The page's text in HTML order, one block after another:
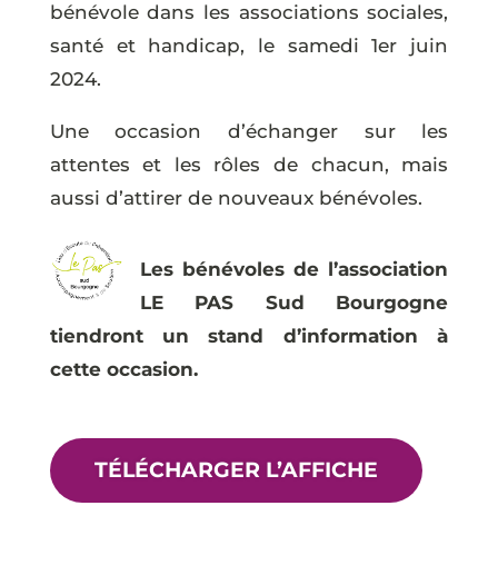
bénévole dans les associations sociales,
santé et handicap, le samedi 1er juin
2024.
Une occasion d’échanger sur les
attentes et les rôles de chacun, mais
aussi d’attirer de nouveaux bénévoles.
Les bénévoles de l’association
LE PAS Sud Bourgogne
tiendront un stand d’information à
cette occasion.
TÉLÉCHARGER L’AFFICHE